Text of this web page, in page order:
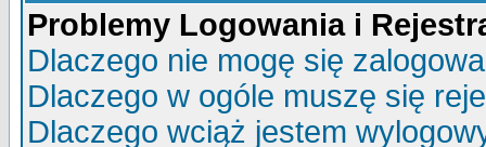
Problemy Logowania i
Dlaczego nie mogę się
Dlaczego w ogóle muszę się
Dlaczego wciąż jestem